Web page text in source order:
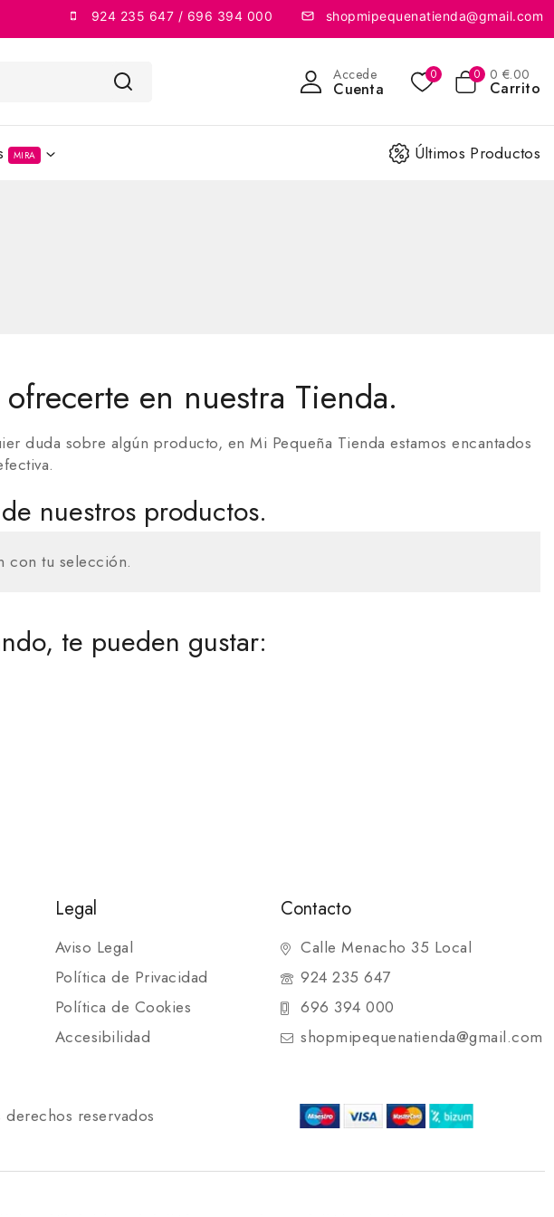
924 235 647 / 696 394 000 shopmipequenatienda@gmail.com
Accede
Cuenta
0 0 0 €.00
Carrito
MIRA Últimos Productos
en nuestra Tienda.
duda sobre algún producto, en Mi Pequeña Tienda estamos encantados
nuestros productos.
con tu selección.
te pueden gustar:
Legal
Aviso Legal
Política de Privacidad
Política de Cookies
Accesibilidad
Contacto
Calle Menacho 35 Local
924 235 647
696 394 000
shopmipequenatienda@gmail.com
reservados